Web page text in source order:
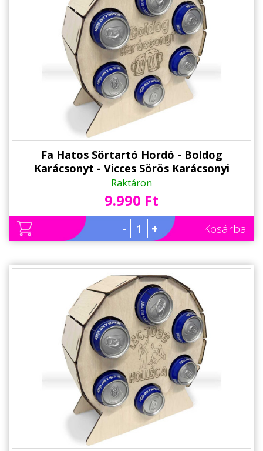
Fa Hatos Sörtartó Hordó - Boldog
Karácsonyt - Vicces Sörös Karácsonyi
Ajándék
Raktáron
9.990 Ft
- + Kosárba